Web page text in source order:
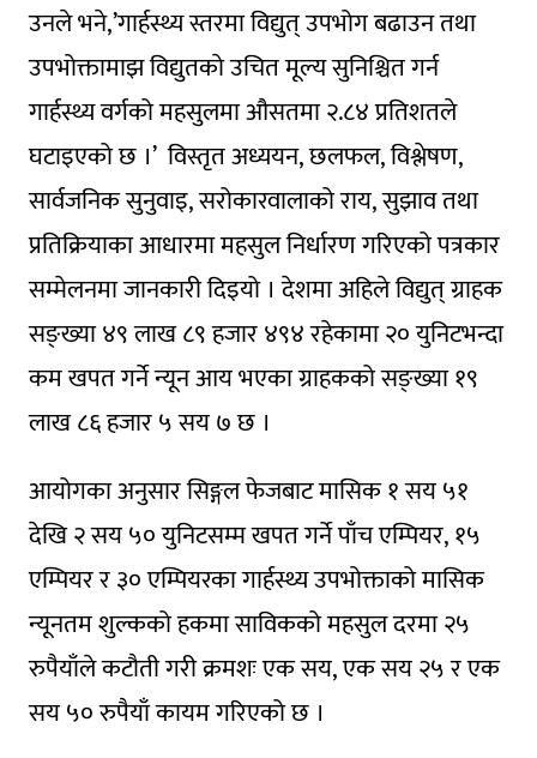
उनले भने,’गार्हस्थ्य स्तरमा विद्युत् उपभोग बढाउन तथा
उपभोक्तामाझ विद्युतकाे उचित मूल्य सुनिश्चित गर्न
गार्हस्थ्य वर्गको महसुलमा औसतमा २.८४ प्रतिशतले
घटाइएको छ ।’ विस्तृत अध्ययन, छलफल, विश्लेषण,
सार्वजनिक सुनुवाइ, सरोकारवालाको राय, सुझाव तथा
प्रतिक्रियाका आधारमा महसुल निर्धारण गरिएको पत्रकार
सम्मेलनमा जानकारी दिइयो । देशमा अहिले विद्युत् ग्राहक
सङ्ख्या ४९ लाख ८९ हजार ४९४ रहेकामा २० युनिटभन्दा
कम खपत गर्ने न्यून आय भएका ग्राहकको सङ्ख्या १९
लाख ८६ हजार ५ सय ७ छ ।
आयोगका अनुसार सिङ्गल फेजबाट मासिक १ सय ५१
देखि २ सय ५० युनिटसम्म खपत गर्ने पाँच एम्पियर, १५
एम्पियर र ३० एम्पियरका गार्हस्थ्य उपभोक्ताको मासिक
न्यूनतम शुल्कको हकमा साविकको महसुल दरमा २५
रुपैयाँले कटौती गरी क्रमशः एक सय, एक सय २५ र एक
सय ५० रुपैयाँ कायम गरिएको छ ।